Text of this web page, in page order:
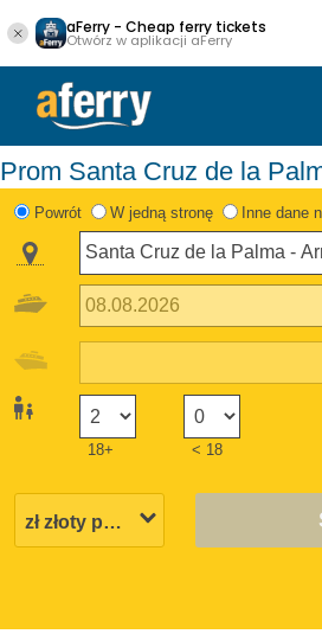
aFerry - Cheap ferry tickets
Otwórz w aplikacji aFerry
Prom Santa Cruz de la
Powrót W jedną stronę Inne dane
18+ < 18